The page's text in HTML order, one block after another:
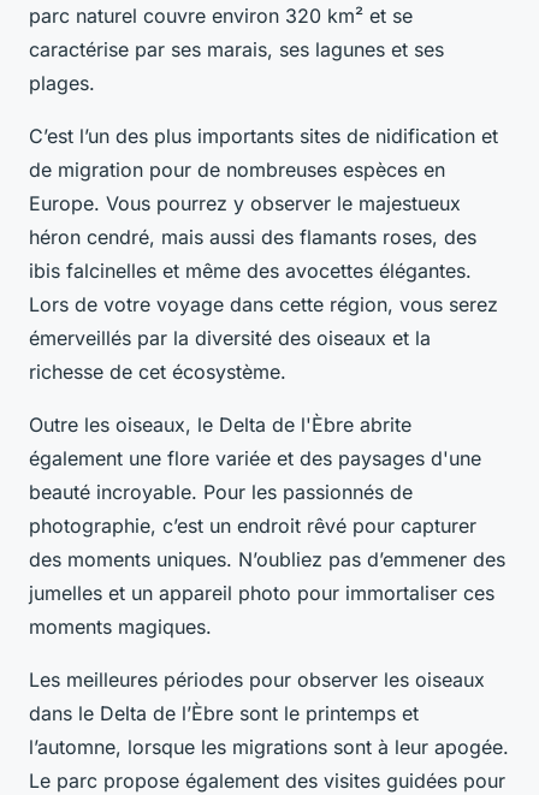
parc naturel couvre environ 320 km² et se
caractérise par ses marais, ses lagunes et ses
plages.
C’est l’un des plus importants sites de nidification et
de migration pour de nombreuses espèces en
Europe. Vous pourrez y observer le majestueux
héron cendré, mais aussi des flamants roses, des
ibis falcinelles et même des avocettes élégantes.
Lors de votre voyage dans cette région, vous serez
émerveillés par la diversité des oiseaux et la
richesse de cet écosystème.
Outre les oiseaux, le Delta de l'Èbre abrite
également une flore variée et des paysages d'une
beauté incroyable. Pour les passionnés de
photographie, c’est un endroit rêvé pour capturer
des moments uniques. N’oubliez pas d’emmener des
jumelles et un appareil photo pour immortaliser ces
moments magiques.
Les meilleures périodes pour observer les oiseaux
dans le Delta de l’Èbre sont le printemps et
l’automne, lorsque les migrations sont à leur apogée.
Le parc propose également des visites guidées pour